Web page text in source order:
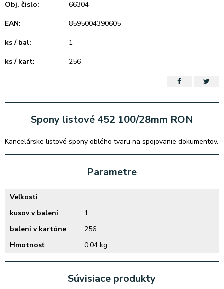
Obj. čislo:
66304
EAN:
8595004390605
ks / bal:
1
ks / kart:
256
Spony listové 452 100/28mm RON
Kancelárske listové spony oblého tvaru na spojovanie dokumentov.
Parametre
Veľkosti
kusov v balení
1
balení v kartóne
256
Hmotnosť
0,04 kg
Súvisiace produkty